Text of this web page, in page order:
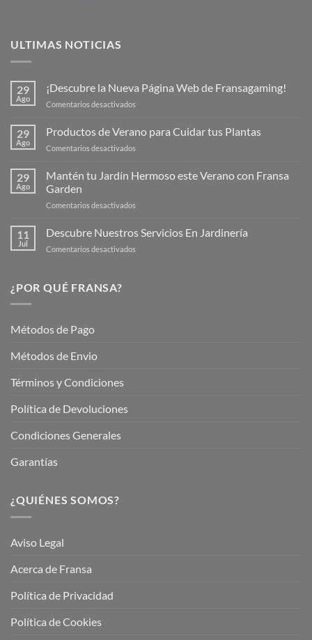
ULTIMAS NOTICIAS
29
Ago
¡Descubre la Nueva Página Web de Fransagaming!
Comentarios desactivados
Nueva
de
29
Ago
Productos de Verano para Cuidar tus Plantas
Comentarios desactivados
de
Verano
Plantas
29
Ago
Mantén tu Jardín Hermoso este Verano con Fransa
Garden
Comentarios desactivados
tu
Jardín
11
Jul
Descubre Nuestros Servicios En Jardinería
Comentarios desactivados
¿POR QUÉ FRANSA?
Métodos de Pago
Métodos de Envio
Términos y Condiciones
Política de Devoluciones
Condiciones Generales
Garantías
¿QUIÉNES SOMOS?
Aviso Legal
Acerca de Fransa
Política de Privacidad
Política de Cookies